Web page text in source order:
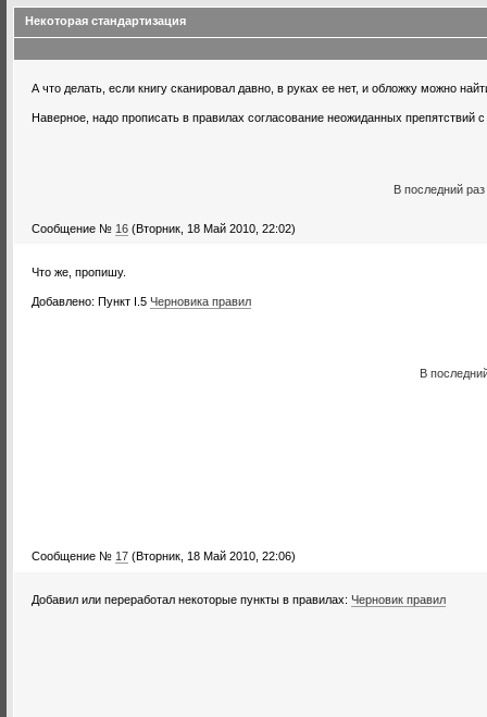
Некоторая стандартизация
А что делать, если книгу сканировал давно, в руках ее нет, и обложку можно
Наверное, надо прописать в правилах согласование неожиданных препятствий
В последний
Сообщение № 16 (Вторник, 18 Май 2010, 22:02)
Что же, пропишу.
Добавлено: Пункт I.5 Черновика правил
В
Сообщение № 17 (Вторник, 18 Май 2010, 22:06)
Добавил или переработал некоторые пункты в правилах: Черновик правил